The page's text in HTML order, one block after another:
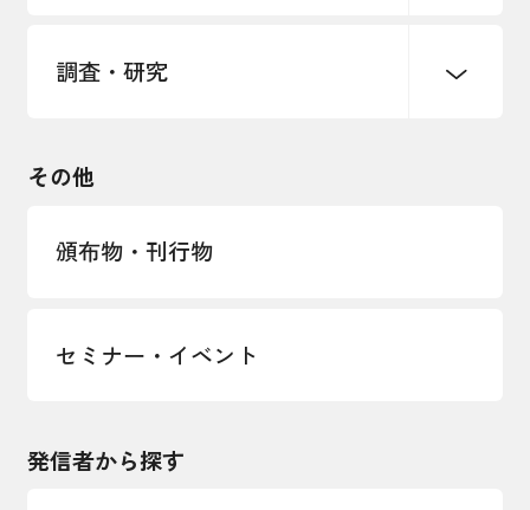
安全保障貿易管理・技術流出防止に関す
経営者保証に関するガイドライン
中小企業経営
国土強靭化・社会基盤整備・震災復興
調査・研究
LOBO調査
その他
頒布物・刊行物
セミナー・イベント
発信者から探す